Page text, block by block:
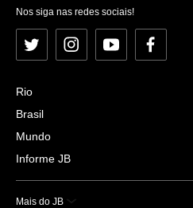
Nos siga nas redes sociais!
Twitter InstagramYouTubeFacebook
Rio
Brasil
Mundo
Informe JB
Mais do JB